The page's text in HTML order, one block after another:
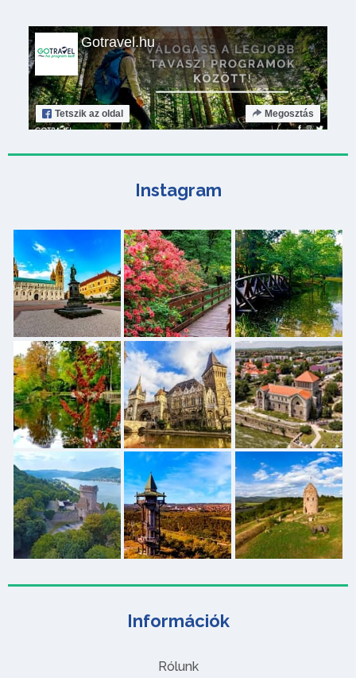
Információk
Rólunk
Gotravel.hu
Tetszik az oldal Megosztás
Instagram